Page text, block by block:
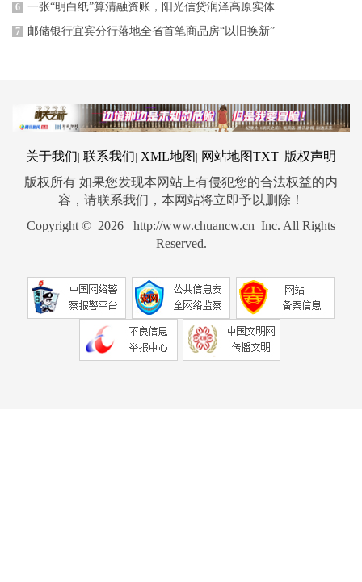
6 一张“明白纸”算清融资账，阳光信贷润泽高原实体
7 邮储银行宜宾分行落地全省首笔商品房“以旧换新”
关于我们 联系我们 XML地图 网站地图TXT 版权声明
版权所有 如果您发现本网站上有侵犯您的合法权益的内
容，请联系我们，本网站将立即予以删除！
Copyright © 2026 http://www.chuancw.cn Inc. All Rights
Reserved.